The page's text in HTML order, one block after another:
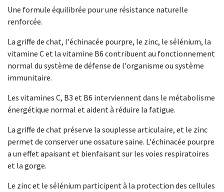
Une formule équilibrée pour une résistance naturelle
renforcée.
La griffe de chat, l'échinacée pourpre, le zinc, le sélénium, la
vitamine C et la vitamine B6 contribuent au fonctionnement
normal du système de défense de l'organisme ou système
immunitaire.
Les vitamines C, B3 et B6 interviennent dans le métabolisme
énergétique normal et aident à réduire la fatigue.
La griffe de chat préserve la souplesse articulaire, et le zinc
permet de conserver une ossature saine. L'échinacée pourpre
a un effet apaisant et bienfaisant sur les voies respiratoires
et la gorge.
Le zinc et le sélénium participent à la protection des cellules